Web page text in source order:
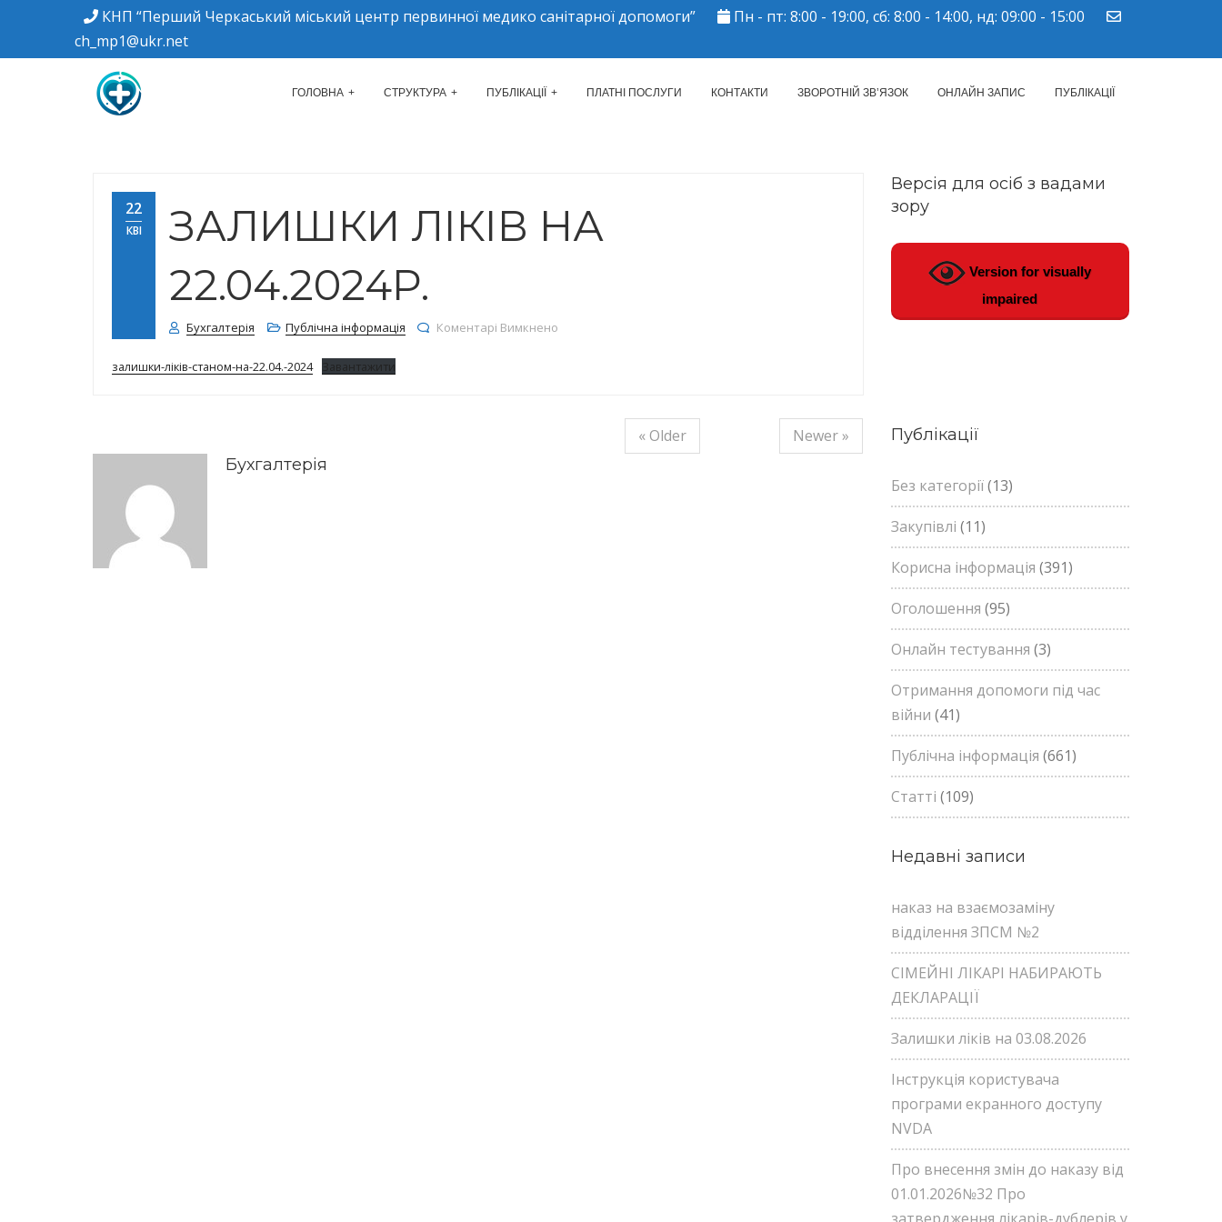
КНП “Перший Черкаський міський центр первинної медико санітарної допомоги”
Пн - пт: 8:00 - 19:00, сб: 8:00 - 14:00, нд: 09:00 - 15:00
ch_mp1@ukr.net
КНП "ПЕРШИЙ ЧЕРКАСЬКИЙ МІСЬКИЙ ЦЕНТР ПМСД"
ГОЛОВНА СТРУКТУРА ПУБЛІКАЦІЇ ПЛАТНІ ПОСЛУГИ КОНТАКТИ ЗВОРОТНІЙ ЗВ’ЯЗОК ОНЛАЙН ЗАПИС ПУБЛІКАЦІЇ
22
КВІ
ЗАЛИШКИ ЛІКІВ НА
22.04.2024Р.
Бухгалтерія Публічна інформація Коментарі Вимкнено
залишки-ліків-станом-на-22.04.-2024 Завантажити
« Older
Newer »
Бухгалтерія
Версія для осіб з вадами
зору
Version for visually
impaired
Публікації
Без категорії(13)
Закупівлі (11)
Корисна інформація (391)
Оголошення (95)
Онлайн тестування (3)
Отримання допомоги під час
війни (41)
Публічна інформація (661)
Статті (109)
Недавні записи
наказ на взаємозаміну
відділення ЗПСМ №2
СІМЕЙНІ ЛІКАРІ НАБИРАЮТЬ
ДЕКЛАРАЦІЇ
Залишки ліків на 03.08.2026
Інструкція користувача
програми екранного доступу
NVDA
Про внесення змін до наказу від
01.01.2026№32 Про